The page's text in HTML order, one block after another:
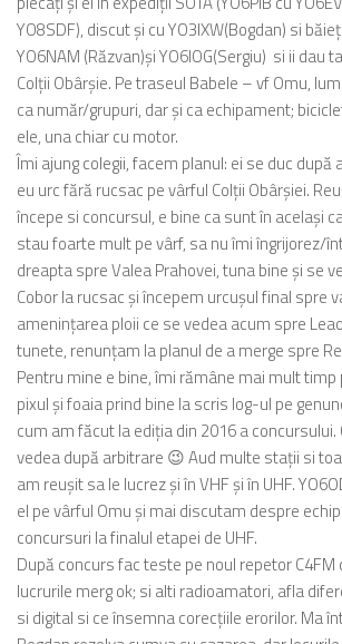
YO8SDF), discut și cu YO3IXW(Bogdan) si
YO6NAM (Răzvan)și YO6IOG(Sergiu) si ii dau
Colții Obârșie. Pe traseul Babele – vf Omu,
ca număr/grupuri, dar și ca echipament;
ele, una chiar cu motor.
Îmi ajung colegii, facem planul: ei se duc după
eu urc fără rucsac pe vârful Colții Obârșiei.
începe si concursul, e bine ca sunt în același
stau foarte mult pe vârf, sa nu îmi îngrijorez/
dreapta spre Valea Prahovei, tuna bine și se
Cobor la rucsac și începem urcușul final spre
amenințarea ploii ce se vedea acum spre
tunete, renunțam la planul de a merge spre
Pentru mine e bine, îmi rămâne mai mult
pixul și foaia prind bine la scris log-ul pe
cum am făcut la ediția din 2016 a concursului.
vedea după arbitrare 😉 Aud multe stații si
am reușit sa le lucrez și în VHF și în UHF.
el pe vârful Omu și mai discutam despre
concursuri la finalul etapei de UHF.
După concurs fac teste pe noul repetor C4FM
lucrurile merg ok; si alti radioamatori, afla
si digital si ce însemna corecțiile erorilor. Ma